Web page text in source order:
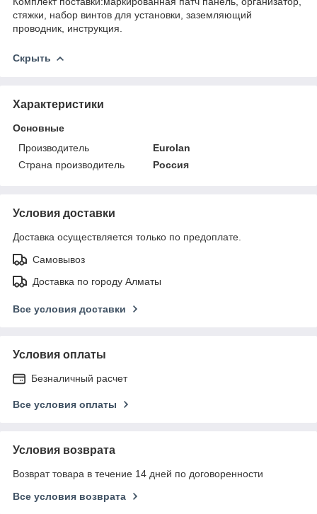
стяжки, набор винтов для установки, заземляющий
проводник, инструкция.
Скрыть
Характеристики
Основные
Производитель
Eurolan
Страна производитель
Россия
Условия доставки
Доставка осуществляется только по предоплате.
Самовывоз
Доставка по городу Алматы
Все условия доставки
Условия оплаты
Безналичный расчет
Все условия оплаты
Условия возврата
Возврат товара в течение 14 дней по договоренности
Все условия возврата